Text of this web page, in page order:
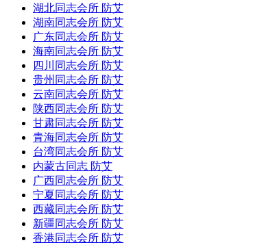
湖北同志会所 防艾
湖南同志会所 防艾
广东同志会所 防艾
海南同志会所 防艾
四川同志会所 防艾
贵州同志会所 防艾
云南同志会所 防艾
陕西同志会所 防艾
甘肃同志会所 防艾
青海同志会所 防艾
台湾同志会所 防艾
内蒙古同志 防艾
广西同志会所 防艾
宁夏同志会所 防艾
西藏同志会所 防艾
新疆同志会所 防艾
香港同志会所 防艾